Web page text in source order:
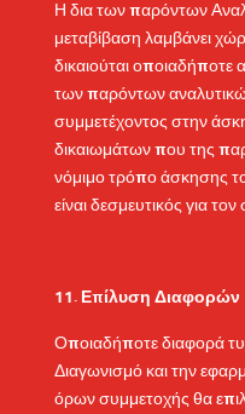
Η δια των παρόντων
μεταβίβαση λαμβάνει
δικαιούται
των παρόντων
συμμετέχοντος στην
δικαιωμάτων που της
νόμιμο τρόπο άσκησης
είναι δεσμευτικός για
Επίλυση Διαφορών
Οποιαδήποτε διαφορά
Διαγωνισμό και την
όρων συμμετοχής θα